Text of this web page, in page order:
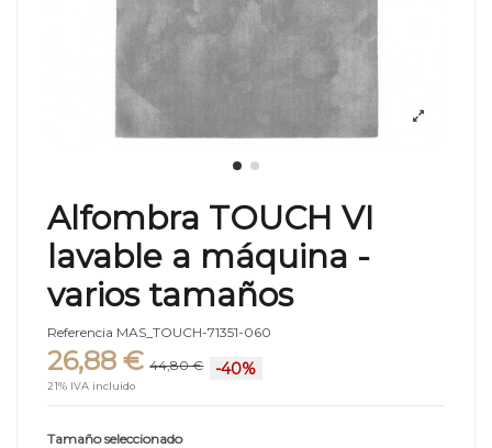
Alfombra TOUCH VI
lavable a máquina -
varios tamaños
Referencia MAS_TOUCH-71351-060
26,88 € 44,80 € -40%
21% IVA incluido
Tamaño seleccionado